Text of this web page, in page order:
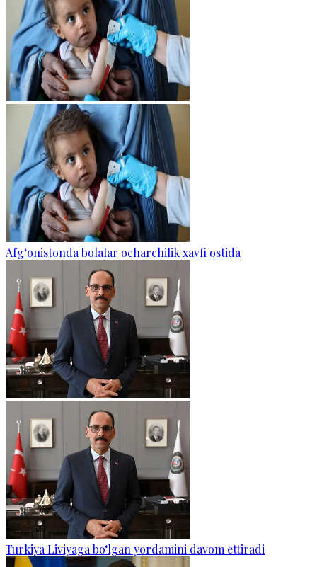
Afg‘onistonda bolalar ocharchilik xavfi ostida
Turkiya Liviyaga bo‘lgan yordamini davom ettiradi